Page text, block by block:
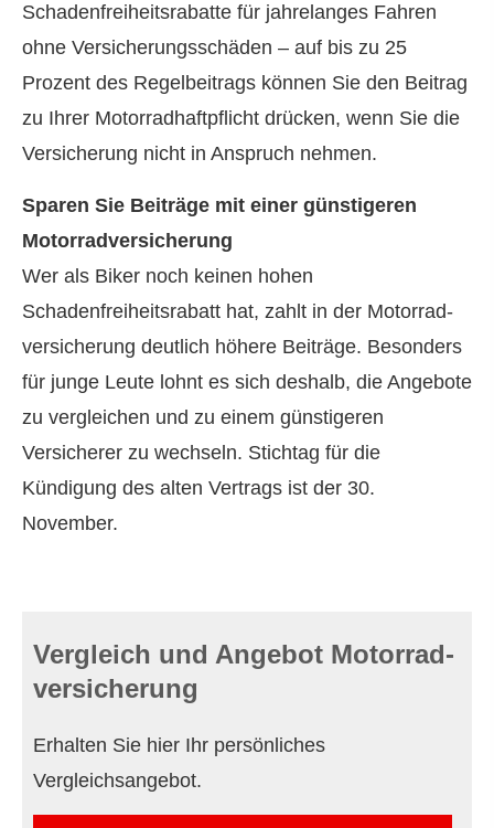
Schadenfreiheitsrabatte für jahrelanges Fahren
ohne Versicherungsschäden – auf bis zu 25
Prozent des Regelbeitrags können Sie den Beitrag
zu Ihrer Motorradhaftpflicht drücken, wenn Sie die
Versicherung nicht in Anspruch nehmen.
Sparen Sie Beiträge mit einer günstigeren
Motor­rad­ver­sicherung
Wer als Biker noch keinen hohen
Schadenfreiheitsrabatt hat, zahlt in der Motor­rad­
ver­sicherung deutlich höhere Beiträge. Besonders
für junge Leute lohnt es sich deshalb, die Angebote
zu ver­gleichen und zu einem günstigeren
Versicherer zu wechseln. Stichtag für die
Kündigung des alten Vertrags ist der 30.
November.
Vergleich und Angebot Motor­rad­
ver­sicherung
Erhalten Sie hier Ihr persönliches
Vergleichsangebot.